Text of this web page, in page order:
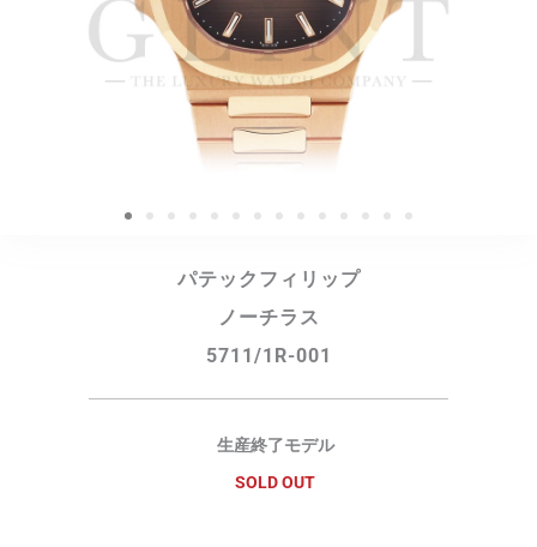
パテックフィリップ
ノーチラス
5711/1R-001
生産終了モデル
SOLD OUT